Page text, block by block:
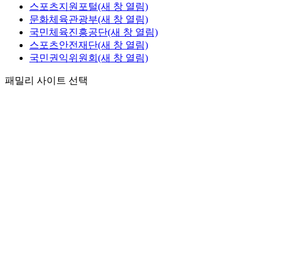
스포츠지원포털(새 창 열림)
문화체육관광부(새 창 열림)
국민체육진흥공단(새 창 열림)
스포츠안전재단(새 창 열림)
국민권익위원회 (새 창 열림)
패밀리 사이트 선택